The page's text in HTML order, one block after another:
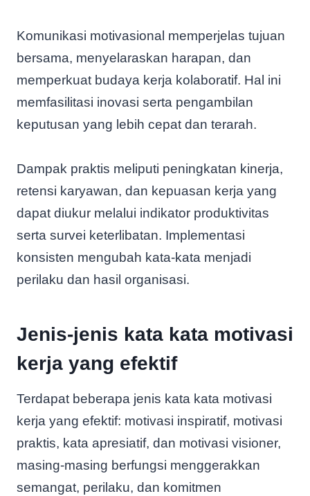
Komunikasi motivasional memperjelas tujuan
bersama, menyelaraskan harapan, dan
memperkuat budaya kerja kolaboratif. Hal ini
memfasilitasi inovasi serta pengambilan
keputusan yang lebih cepat dan terarah.
Dampak praktis meliputi peningkatan kinerja,
retensi karyawan, dan kepuasan kerja yang
dapat diukur melalui indikator produktivitas
serta survei keterlibatan. Implementasi
konsisten mengubah kata-kata menjadi
perilaku dan hasil organisasi.
Jenis-jenis kata kata motivasi
kerja yang efektif
Terdapat beberapa jenis kata kata motivasi
kerja yang efektif: motivasi inspiratif, motivasi
praktis, kata apresiatif, dan motivasi visioner,
masing-masing berfungsi menggerakkan
semangat, perilaku, dan komitmen